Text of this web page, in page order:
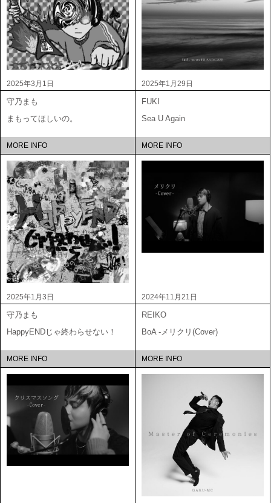
2025年3月1日
守乃まも
まもってほしいの。
MORE INFO
2025年1月29日
FUKI
Sea U Again
MORE INFO
2025年1月3日
守乃まも
HappyENDじゃ終わらせない！
MORE INFO
2024年11月21日
REIKO
BoA -メリクリ(Cover)
MORE INFO